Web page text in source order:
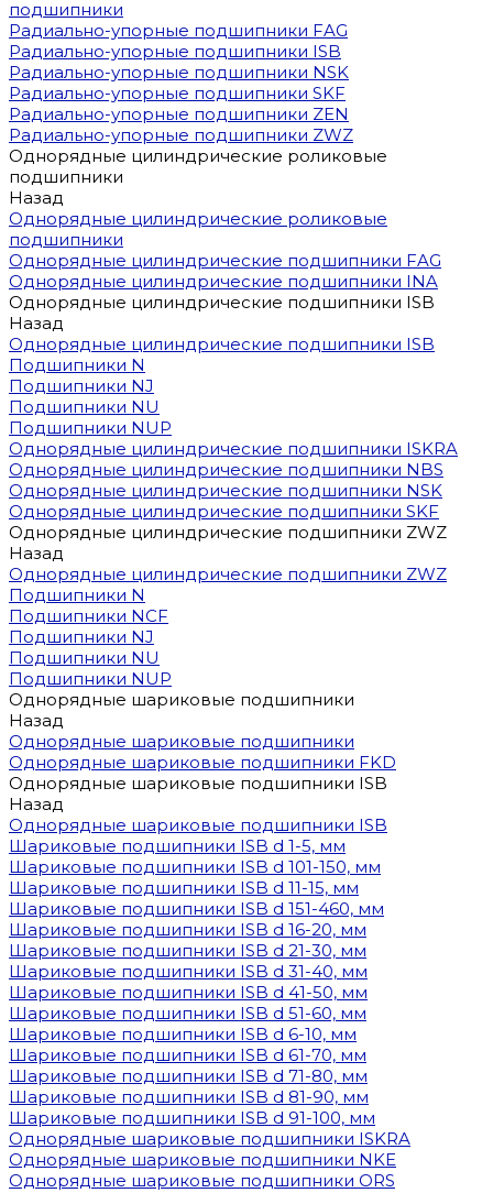
подшипники
Радиально-упорные подшипники FAG
Радиально-упорные подшипники ISB
Радиально-упорные подшипники NSK
Радиально-упорные подшипники SKF
Радиально-упорные подшипники ZEN
Радиально-упорные подшипники ZWZ
Однорядные цилиндрические роликовые
подшипники
Назад
Однорядные цилиндрические роликовые
подшипники
Однорядные цилиндрические подшипники FAG
Однорядные цилиндрические подшипники INA
Однорядные цилиндрические подшипники ISB
Назад
Однорядные цилиндрические подшипники ISB
Подшипники N
Подшипники NJ
Подшипники NU
Подшипники NUP
Однорядные цилиндрические подшипники ISKRA
Однорядные цилиндрические подшипники NBS
Однорядные цилиндрические подшипники NSK
Однорядные цилиндрические подшипники SKF
Однорядные цилиндрические подшипники ZWZ
Назад
Однорядные цилиндрические подшипники ZWZ
Подшипники N
Подшипники NCF
Подшипники NJ
Подшипники NU
Подшипники NUP
Однорядные шариковые подшипники
Назад
Однорядные шариковые подшипники
Однорядные шариковые подшипники FKD
Однорядные шариковые подшипники ISB
Назад
Однорядные шариковые подшипники ISB
Шариковые подшипники ISB d 1-5, мм
Шариковые подшипники ISB d 101-150, мм
Шариковые подшипники ISB d 11-15, мм
Шариковые подшипники ISB d 151-460, мм
Шариковые подшипники ISB d 16-20, мм
Шариковые подшипники ISB d 21-30, мм
Шариковые подшипники ISB d 31-40, мм
Шариковые подшипники ISB d 41-50, мм
Шариковые подшипники ISB d 51-60, мм
Шариковые подшипники ISB d 6-10, мм
Шариковые подшипники ISB d 61-70, мм
Шариковые подшипники ISB d 71-80, мм
Шариковые подшипники ISB d 81-90, мм
Шариковые подшипники ISB d 91-100, мм
Однорядные шариковые подшипники ISKRA
Однорядные шариковые подшипники NKE
Однорядные шариковые подшипники ORS